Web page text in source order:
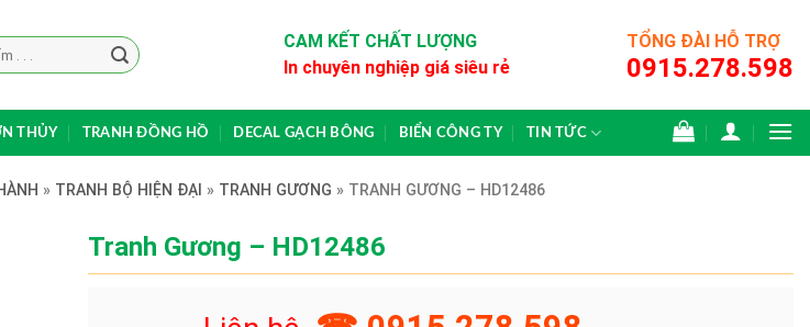
CAM KẾT CHẤT LƯỢNG
In chuyên nghiệp giá siêu rẻ
TỔNG ĐÀI HỖ TRỢ
0915.278.598
THỦY TRANH ĐỒNG HỒ DECAL GẠCH BÔNG BIỂN CÔNG TY TIN TỨC
» TRANH BỘ HIỆN ĐẠI » TRANH GƯƠNG » TRANH GƯƠNG – HD12486
Tranh Gương – HD12486